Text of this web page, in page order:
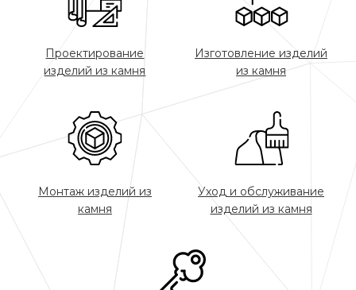
Проектирование
изделий из камня
Изготовление изделий
из камня
Монтаж изделий из
камня
Уход и обслуживание
изделий из камня